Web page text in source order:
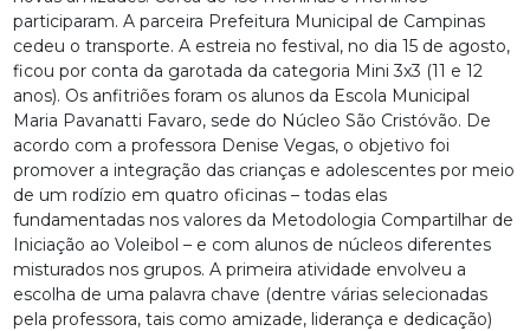
participaram. A parceira Prefeitura Municipal de Campinas
cedeu o transporte. A estreia no festival, no dia 15 de agosto,
ficou por conta da garotada da categoria Mini 3x3 (11 e 12
anos). Os anfitriões foram os alunos da Escola Municipal
Maria Pavanatti Favaro, sede do Núcleo São Cristóvão. De
acordo com a professora Denise Vegas, o objetivo foi
promover a integração das crianças e adolescentes por meio
de um rodízio em quatro oficinas – todas elas
fundamentadas nos valores da Metodologia Compartilhar de
Iniciação ao Voleibol – e com alunos de núcleos diferentes
misturados nos grupos. A primeira atividade envolveu a
escolha de uma palavra chave (dentre várias selecionadas
pela professora, tais como amizade, liderança e dedicação)